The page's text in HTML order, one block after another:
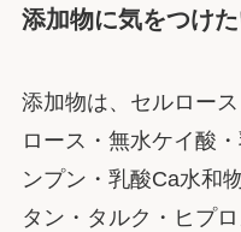
添加物に気をつけ
添加物は、セルロー
ロース・無水ケイ酸
ンプン・乳酸Ca水和
タン・タルク・ヒプ